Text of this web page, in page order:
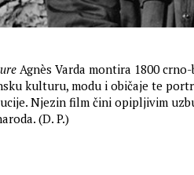
Agnès Varda montira 1800
kulturu, modu i običaje te
Njezin film čini opipljivim
(D. P.)